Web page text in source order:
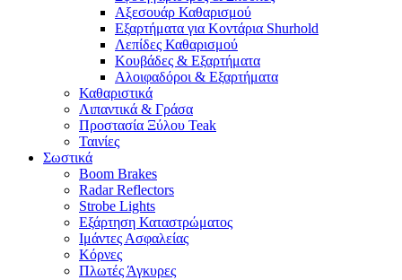
Αξεσουάρ Καθαρισμού
Εξαρτήματα για Κοντάρια Shurhold
Λεπίδες Καθαρισμού
Κουβάδες & Εξαρτήματα
Αλοιφαδόροι & Εξαρτήματα
Καθαριστικά
Λιπαντικά & Γράσα
Προστασία Ξύλου Teak
Ταινίες
Σωστικά
Boom Brakes
Radar Reflectors
Strobe Lights
Εξάρτηση Καταστρώματος
Ιμάντες Ασφαλείας
Κόρνες
Πλωτές Άγκυρες